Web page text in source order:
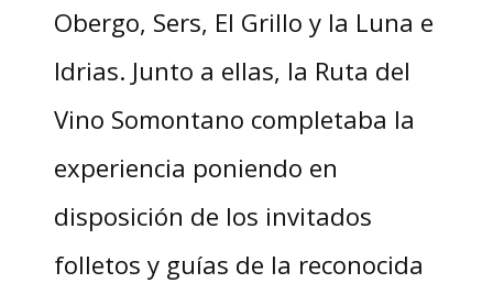
Obergo, Sers, El Grillo y la Luna e
Idrias. Junto a ellas, la Ruta del
Vino Somontano completaba la
experiencia poniendo en
disposición de los invitados
folletos y guías de la reconocida